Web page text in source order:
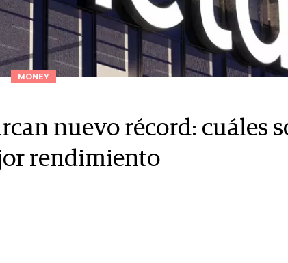
MONEY
nuevo récord: cuáles
rendimiento